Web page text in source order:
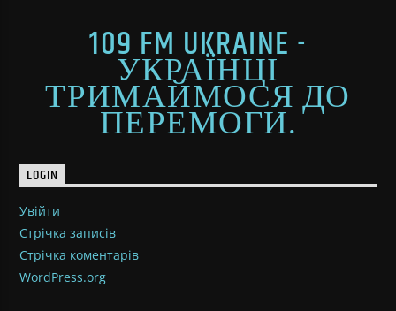
109 FM UKRAINE -
УКРАЇНЦІ
ТРИМАЙМОСЯ ДО
ПЕРЕМОГИ.
LOGIN
Увійти
Стрічка записів
Стрічка коментарів
WordPress.org